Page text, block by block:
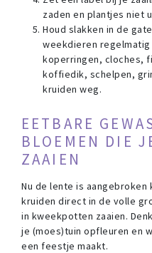
zaden en plantjes niet
Houd slakken in de
weekdieren
koperringen, cloches,
koffiedik, schelpen,
kruiden weg.
EETBARE
BLOEMEN DIE
ZAAIEN
Nu de lente is aangebroken
kruiden direct in de volle
in kweekpotten zaaien.
je (moes)tuin opfleuren en
een feestje maakt.